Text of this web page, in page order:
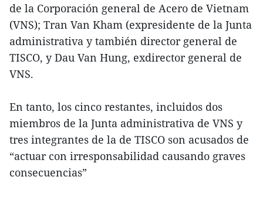
de la Corporación general de Acero de Vietnam
(VNS); Tran Van Kham (expresidente de la Junta
administrativa y también director general de
TISCO, y Dau Van Hung, exdirector general de
VNS.
En tanto, los cinco restantes, incluidos dos
miembros de la Junta administrativa de VNS y
tres integrantes de la de TISCO son acusados de
“actuar con irresponsabilidad causando graves
consecuencias”